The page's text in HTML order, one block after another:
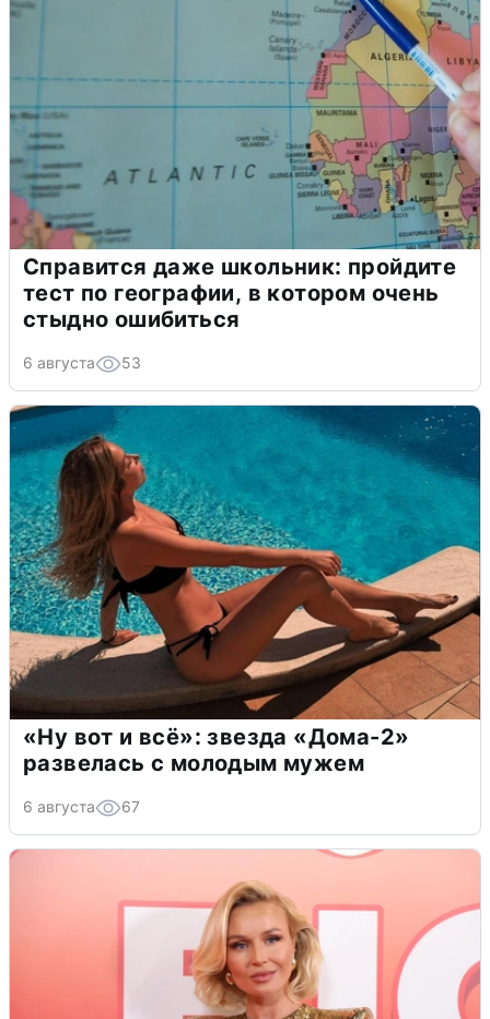
Справится даже школьник: пройдите
тест по географии, в котором очень
стыдно ошибиться
6 августа 53
«Ну вот и всё»: звезда «Дома-2»
развелась с молодым мужем
6 августа 67